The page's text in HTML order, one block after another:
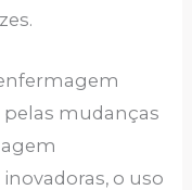
mudanças
o uso